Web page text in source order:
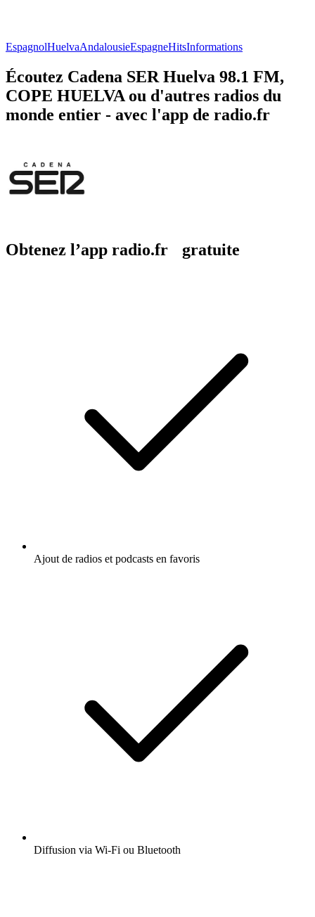
EspagnolHuelvaAndalousieEspagneHitsInformations
Écoutez Cadena SER Huelva 98.1 FM,
COPE HUELVA ou d'autres radios du
monde entier - avec l'app de radio.fr
Obtenez l’app radio.fr gratuite
Ajout de radios et podcasts en favoris
Diffusion via Wi-Fi ou Bluetooth